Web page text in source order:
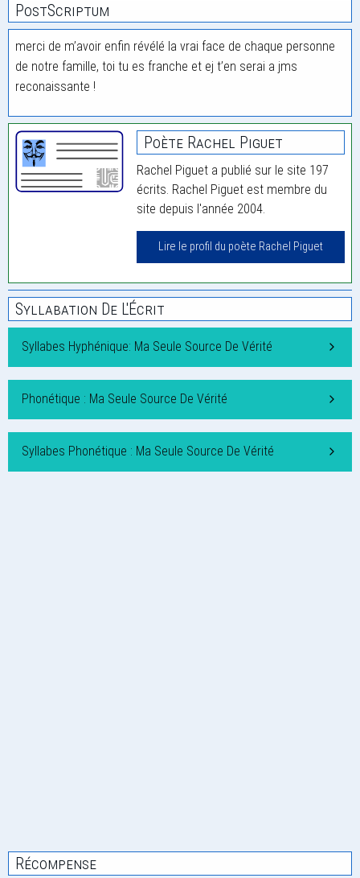
PostScriptum
merci de m’avoir enfin révélé la vrai face de chaque personne
de notre famille, toi tu es franche et ej t’en serai a jms
reconaissante !
Poète Rachel Piguet
Rachel Piguet a publié sur le site 197
écrits. Rachel Piguet est membre du
site depuis l'année 2004.
Lire le profil du poète Rachel Piguet
Syllabation De L'Écrit
Syllabes Hyphénique: Ma Seule Source De Vérité
Phonétique : Ma Seule Source De Vérité
Syllabes Phonétique : Ma Seule Source De Vérité
Récompense